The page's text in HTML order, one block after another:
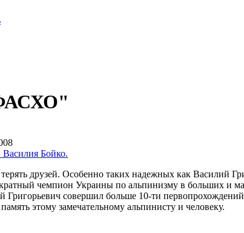
Бойко.
друзей. Особенно таких надежных как Василий
чемпион Украины по альпинизму в больших и
Григорьевич совершил больше 10-ти
этому замечательному альпинисту и человеку.